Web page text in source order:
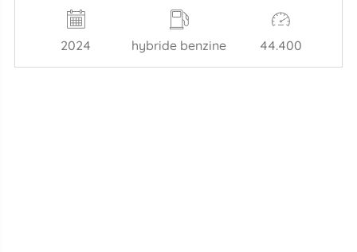
2024 hybride benzine 44.400